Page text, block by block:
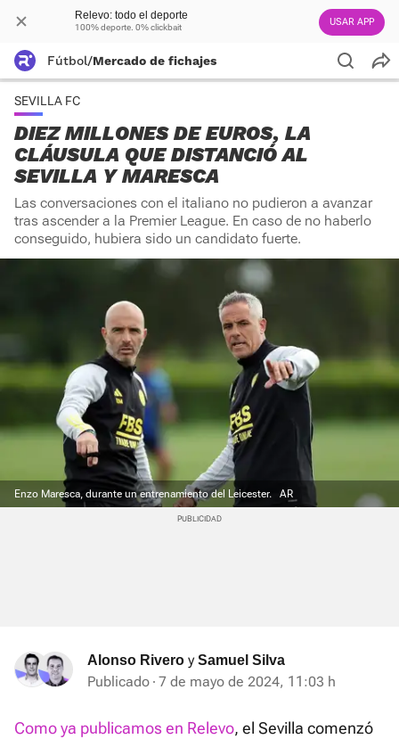
Relevo: todo el deporte
100% deporte. 0% clickbait USAR APP
Fútbol/Mercado de fichajes
SEVILLA FC
DIEZ MILLONES DE EUROS, LA
CLÁUSULA QUE DISTANCIÓ AL
SEVILLA Y MARESCA
Las conversaciones con el italiano no pudieron a avanzar
tras ascender a la Premier League. En caso de no haberlo
conseguido, hubiera sido un candidato fuerte.
Enzo Maresca, durante un entrenamiento del Leicester. AR
Alonso Rivero ySamuel Silva
Publicado 7 de mayo de 2024, 11:03 h
Como ya publicamos en Relevo, el Sevilla comenzó